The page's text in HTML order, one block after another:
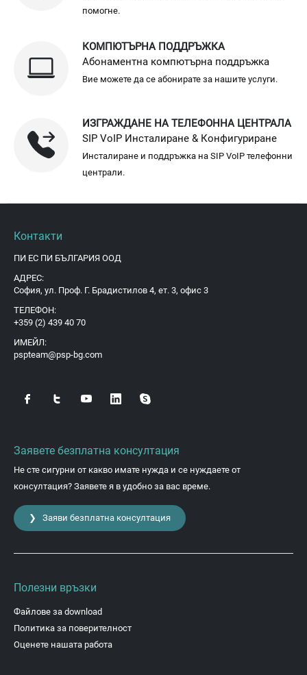
помогне.
КОМПЮТЪРНА ПОДДРЪЖКА
Абонаментна компютърна поддръжка
Вие можете да се абонирате за нашите услуги.
ИЗГРАЖДАНЕ НА ТЕЛЕФОННА ЦЕНТРАЛА
SIP VoIP Инсталиране & Конфигуриране
Инсталиране и поддръжка на SIP VoIP телефонни
централи.
Контакти
ПИ ЕС ПИ БЪЛГАРИЯ ООД
АДРЕС:
София, ул. Проф. Г. Брадистилов 4, ет. 3, офис 3
ТЕЛЕФОН:
+359 (2) 439 40 70
ИМЕЙЛ:
pspteam@psp-bg.com
Заявете безплатна консултация
Не сте сигурни от какво имате нужда и се нуждаете от
консултация? Заявете я в удобно за вас време.
❯ Заяви безплатна консултация
Полезни връзки
Файлове за download
Политика за поверителност
Оценете нашата работа